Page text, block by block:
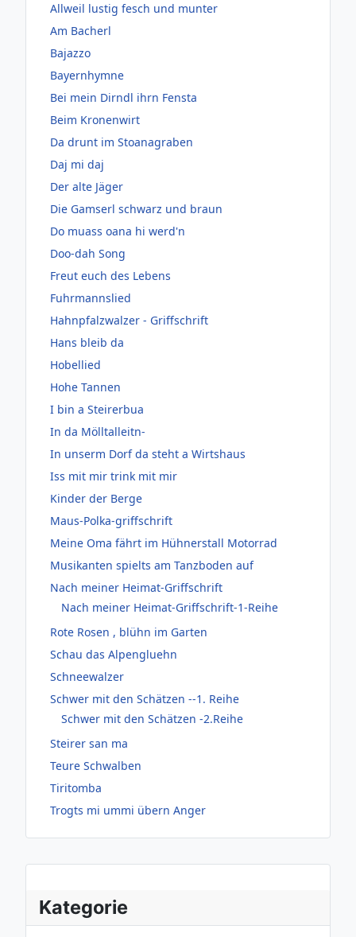
Kategorie
Allweil lustig fesch und munter
Am Bacherl
Bajazzo
Bayernhymne
Bei mein Dirndl ihrn Fensta
Beim Kronenwirt
Da drunt im Stoanagraben
Daj mi daj
Der alte Jäger
Die Gamserl schwarz und braun
Do muass oana hi werd'n
Doo-dah Song
Freut euch des Lebens
Fuhrmannslied
Hahnpfalzwalzer - Griffschrift
Hans bleib da
Hobellied
Hohe Tannen
I bin a Steirerbua
In da Mölltalleitn-
In unserm Dorf da steht a Wirtshaus
Iss mit mir trink mit mir
Kinder der Berge
Maus-Polka-griffschrift
Meine Oma fährt im Hühnerstall Motorrad
Musikanten spielts am Tanzboden auf
Nach meiner Heimat-Griffschrift
Nach meiner Heimat-Griffschrift-1-Reihe
Rote Rosen , blühn im Garten
Schau das Alpengluehn
Schneewalzer
Schwer mit den Schätzen --1. Reihe
Schwer mit den Schätzen -2.Reihe
Steirer san ma
Teure Schwalben
Tiritomba
Trogts mi ummi übern Anger